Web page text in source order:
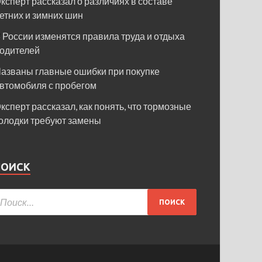
и зимних шин
России изменятся правила труда и отдыха
главные ошибки при покупке
с пробегом
рассказал, как понять, что тормозные
требуют замены